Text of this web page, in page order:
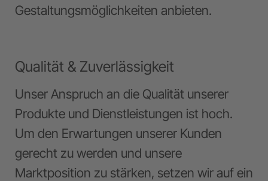
Gestaltungsmöglichkeiten anbieten.
Qualität & Zuverlässigkeit
Unser Anspruch an die Qualität unserer
Produkte und Dienstleistungen ist hoch.
Um den Erwartungen unserer Kunden
gerecht zu werden und unsere
Marktposition zu stärken, setzen wir auf ein